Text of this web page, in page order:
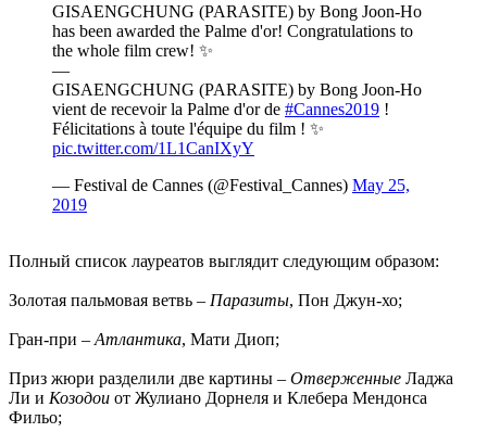
GISAENGCHUNG (PARASITE) by Bong Joon-Ho
has been awarded the Palme d'or! Congratulations to
the whole film crew! ✨
—
GISAENGCHUNG (PARASITE) by Bong Joon-Ho
vient de recevoir la Palme d'or de #Cannes2019 !
Félicitations à toute l'équipe du film ! ✨
pic.twitter.com/1L1CanIXyY
— Festival de Cannes (@Festival_Cannes) May 25,
2019
Полный список лауреатов выглядит следующим образом:
Золотая пальмовая ветвь – Паразиты, Пон Джун-хо;
Гран-при – Атлантика, Мати Диоп;
Приз жюри разделили две картины – Отверженные Ладжа
Ли и Козодои от Жулиано Дорнеля и Клебера Мендонса
Фильо;